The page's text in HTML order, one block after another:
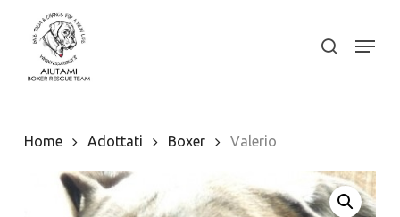
content
search
Menu
Home Adottati Boxer Valerio
Close